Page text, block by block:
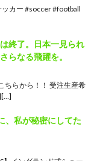
カー #soccer #football
終了。日本一見られ
らなる飛躍を。
ちらから！！ 受注生産希
、私が秘密にしてた